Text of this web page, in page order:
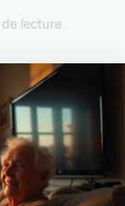
lecture